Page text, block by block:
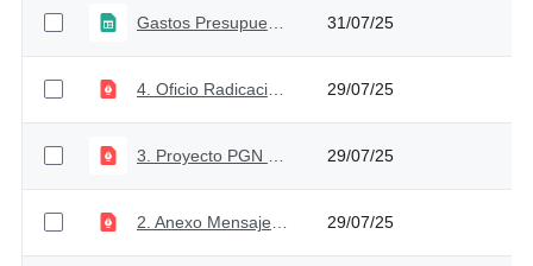
31/07/25
4. Oficio Radicación Proyecto PGN 2026 29/07/25
29/07/25
29/07/25